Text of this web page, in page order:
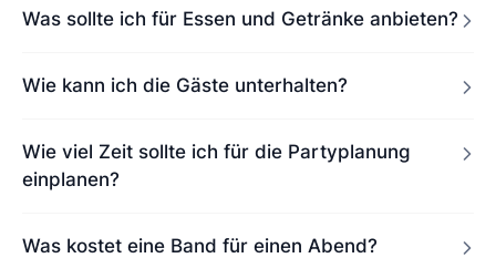
Was sollte ich für Essen und Getränke anbieten?
Wie kann ich die Gäste unterhalten?
Wie viel Zeit sollte ich für die Partyplanung
einplanen?
Was kostet eine Band für einen Abend?